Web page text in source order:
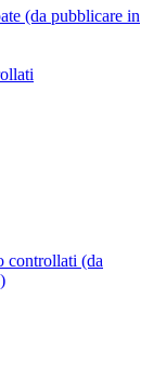
(da pubblicare in
controllati (da